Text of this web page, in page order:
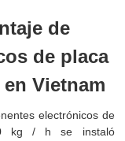
de
de placa
Vietnam
electrónicos de
kg / h se instaló